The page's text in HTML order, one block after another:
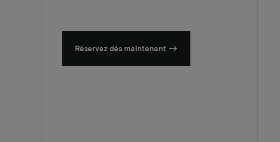
Réservez dès maintenant